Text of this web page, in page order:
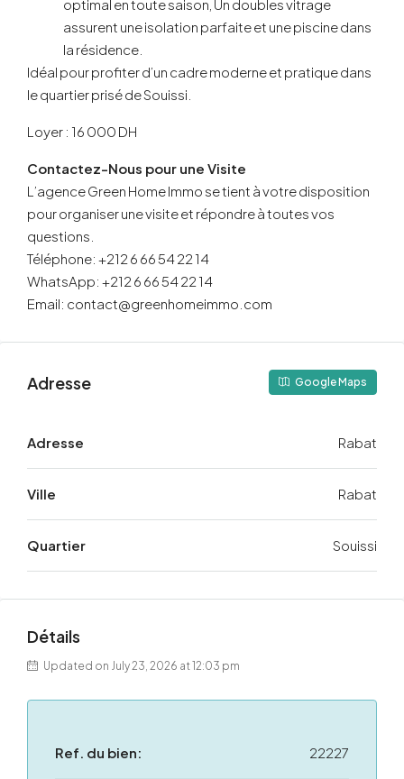
optimal en toute saison, Un doubles vitrage
assurent une isolation parfaite et une piscine dans
la résidence.
Idéal pour profiter d’un cadre moderne et pratique dans
le quartier prisé de Souissi.
Loyer : 16 000 DH
Contactez-Nous pour une Visite
L’agence Green Home Immo se tient à votre disposition
pour organiser une visite et répondre à toutes vos
questions.
Téléphone: +212 6 66 54 22 14
WhatsApp: +212 6 66 54 22 14
Email: contact@greenhomeimmo.com
Adresse Google Maps
Adresse Rabat
Ville Rabat
Quartier Souissi
Détails
Updated on July 23, 2026 at 12:03 pm
Ref. du bien: 22227